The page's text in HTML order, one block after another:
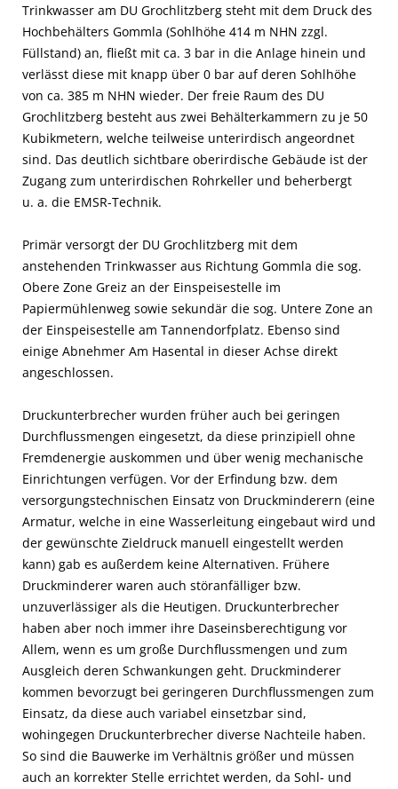
Trinkwasser am DU Grochlitzberg steht mit dem Druck des
Hochbehälters Gommla (Sohlhöhe 414 m NHN zzgl.
Füllstand) an, fließt mit ca. 3 bar in die Anlage hinein und
verlässt diese mit knapp über 0 bar auf deren Sohlhöhe
von ca. 385 m NHN wieder. Der freie Raum des DU
Grochlitzberg besteht aus zwei Behälterkammern zu je 50
Kubikmetern, welche teilweise unterirdisch angeordnet
sind. Das deutlich sichtbare oberirdische Gebäude ist der
Zugang zum unterirdischen Rohrkeller und beherbergt
u. a. die EMSR-Technik.
Primär versorgt der DU Grochlitzberg mit dem
anstehenden Trinkwasser aus Richtung Gommla die sog.
Obere Zone Greiz an der Einspeisestelle im
Papiermühlenweg sowie sekundär die sog. Untere Zone an
der Einspeisestelle am Tannendorfplatz. Ebenso sind
einige Abnehmer Am Hasental in dieser Achse direkt
angeschlossen.
Druckunterbrecher wurden früher auch bei geringen
Durchflussmengen eingesetzt, da diese prinzipiell ohne
Fremdenergie auskommen und über wenig mechanische
Einrichtungen verfügen. Vor der Erfindung bzw. dem
versorgungstechnischen Einsatz von Druckminderern (eine
Armatur, welche in eine Wasserleitung eingebaut wird und
der gewünschte Zieldruck manuell eingestellt werden
kann) gab es außerdem keine Alternativen. Frühere
Druckminderer waren auch störanfälliger bzw.
unzuverlässiger als die Heutigen. Druckunterbrecher
haben aber noch immer ihre Daseinsberechtigung vor
Allem, wenn es um große Durchflussmengen und zum
Ausgleich deren Schwankungen geht. Druckminderer
kommen bevorzugt bei geringeren Durchflussmengen zum
Einsatz, da diese auch variabel einsetzbar sind,
wohingegen Druckunterbrecher diverse Nachteile haben.
So sind die Bauwerke im Verhältnis größer und müssen
auch an korrekter Stelle errichtet werden, da Sohl- und